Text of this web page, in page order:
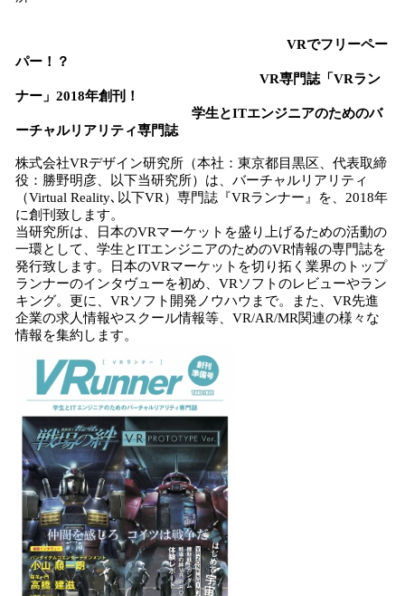
VRでフリーペー
パー！？
VR専門誌「VRラン
ナー」2018年創刊！
学生とITエンジニアのためのバ
ーチャルリアリティ専門誌
株式会社VRデザイン研究所（本社：東京都目黒区、代表取締
役：勝野明彦、以下当研究所）は、バーチャルリアリティ
（Virtual Reality､以下VR）専門誌『VRランナー』を、2018年
に創刊致します。
当研究所は、日本のVRマーケットを盛り上げるための活動の
一環として、学生とITエンジニアのためのVR情報の専門誌を
発行致します。日本のVRマーケットを切り拓く業界のトップ
ランナーのインタヴューを初め、VRソフトのレビューやラン
キング。更に、VRソフト開発ノウハウまで。また、VR先進
企業の求人情報やスクール情報等、VR/AR/MR関連の様々な
情報を集約します。